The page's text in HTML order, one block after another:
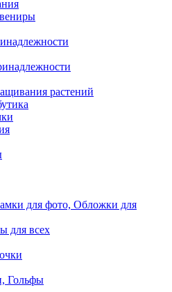
растений
для фото, Обложки для
для всех
Гольфы